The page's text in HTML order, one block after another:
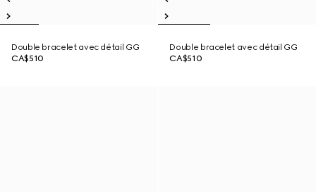
Double bracelet avec détail GG
CA$510
Double bracelet avec détail GG
CA$510